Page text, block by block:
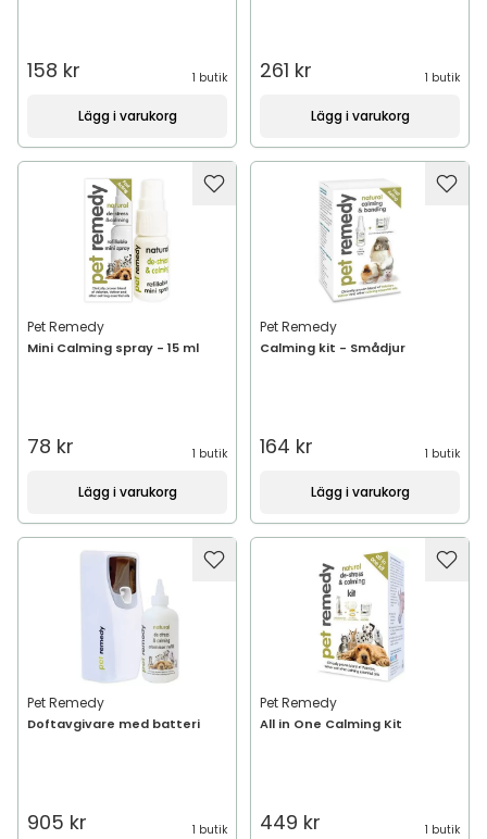
158 kr 1 butik
Lägg i varukorg
261 kr 1 butik
Lägg i varukorg
Pet Remedy
Mini Calming spray - 15 ml
78 kr 1 butik
Lägg i varukorg
Pet Remedy
Calming kit - Smådjur
164 kr 1 butik
Lägg i varukorg
Pet Remedy
Doftavgivare med batteri
905 kr 1 butik
Pet Remedy
All in One Calming Kit
449 kr 1 butik